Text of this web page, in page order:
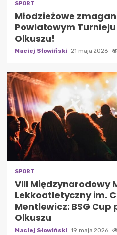
SPORT
Młodzieżowe
Powiatowym
Olkuszu!
Maciej Słowiński 21 maja 2026
SPORT
VIII Międzynarodowy
Lekkoatletyczny im.
Mentlewicz: BSG Cup
Olkuszu
Maciej Słowiński 19 maja 2026